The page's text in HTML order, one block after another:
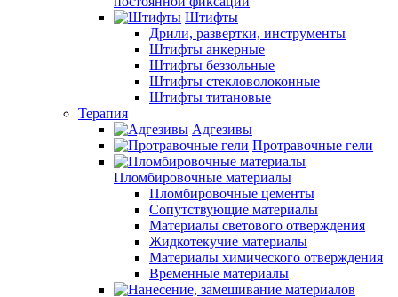
Штифты
Дрили, развертки, инструменты
Штифты анкерные
Штифты беззольные
Штифты стекловолоконные
Штифты титановые
Терапия
Адгезивы
Протравочные гели
Пломбировочные материалы
Пломбировочные цементы
Сопутствующие материалы
Материалы светового отверждения
Жидкотекучие материалы
Материалы химического отверждения
Временные материалы